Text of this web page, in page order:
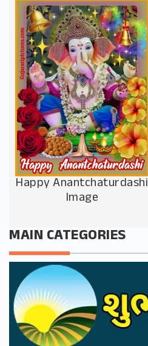
Happy Anantchaturdashi
Image
MAIN CATEGORIES